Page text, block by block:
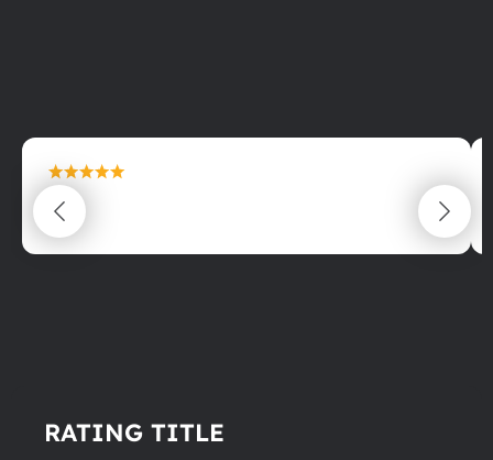
maximální spokojenost
22.06.2025
RATING TITLE